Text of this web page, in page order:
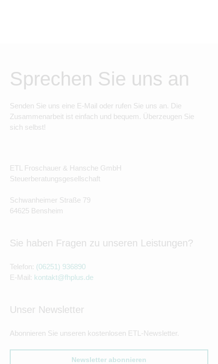
Sprechen Sie uns an
Senden Sie uns eine E-Mail oder rufen Sie uns an. Die
Zusammenarbeit ist einfach und bequem. Überzeugen Sie
sich selbst!
ETL Froschauer & Hansche GmbH
Steuerberatungsgesellschaft
Schwanheimer Straße 79
64625 Bensheim
Sie haben Fragen zu unseren Leistungen?
Telefon: (06251) 936890
E-Mail: kontakt@fhplus.de
Unser Newsletter
Abonnieren Sie unseren kostenlosen ETL-Newsletter.
Newsletter abonnieren